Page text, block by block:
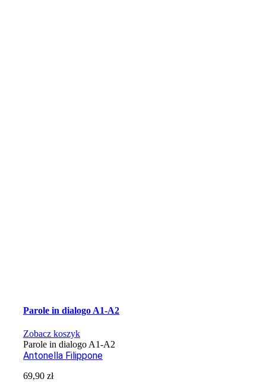
Parole in dialogo A1-A2
Zobacz koszyk
Parole in dialogo A1-A2
Antonella Filippone
69,90zł